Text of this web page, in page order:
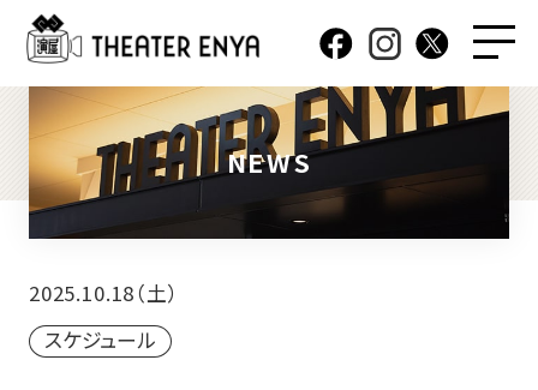
NEWS
2025.10.18（土）
スケジュール